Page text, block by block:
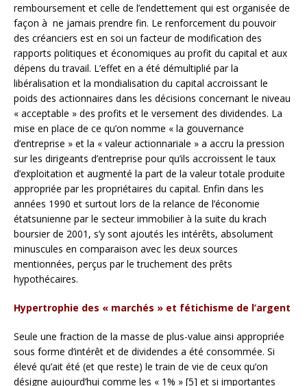
remboursement et celle de l’endettement qui est organisée de
façon à ne jamais prendre fin. Le renforcement du pouvoir
des créanciers est en soi un facteur de modification des
rapports politiques et économiques au profit du capital et aux
dépens du travail. L’effet en a été démultiplié par la
libéralisation et la mondialisation du capital accroissant le
poids des actionnaires dans les décisions concernant le niveau
« acceptable » des profits et le versement des dividendes. La
mise en place de ce qu’on nomme « la gouvernance
d’entreprise » et la « valeur actionnariale » a accru la pression
sur les dirigeants d’entreprise pour qu’ils accroissent le taux
d’exploitation et augmenté la part de la valeur totale produite
appropriée par les propriétaires du capital. Enfin dans les
années 1990 et surtout lors de la relance de l’économie
étatsunienne par le secteur immobilier à la suite du krach
boursier de 2001, s’y sont ajoutés les intérêts, absolument
minuscules en comparaison avec les deux sources
mentionnées, perçus par le truchement des prêts
hypothécaires.
Hypertrophie des « marchés » et fétichisme de l’argent
Seule une fraction de la masse de plus-value ainsi appropriée
sous forme d’intérêt et de dividendes a été consommée. Si
élevé qu’ait été (et que reste) le train de vie de ceux qu’on
désigne aujourd’hui comme les « 1% » [5] et si importantes